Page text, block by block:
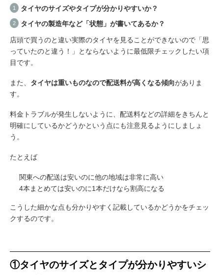
タイヤのサイズやタイプが分かりやすいか？
タイヤの製造年など「状態」が書いてあるか？
店頭で買うのと違い実際のタイヤを見ることができないので「思
っていたのと違う！」とならないように最低限チェックしたい項
目です。
また、 タイヤは重いものなので配送料が高くなる傾向がありま
す。
料金トラブルが発生しないように、配送料などの詳細をきちんと
明確にしているかどうかという点にも注意見るようにしましょ
う。
たとえば
関東への配送は安いのに他の地域は非常に高い
4本まとめては安いのに1本だけなら割高になる
こうした細かな点も分かりやすく記載しているかどうかをチェッ
クするのです。
①タイヤのサイズとタイプが分かりやすいシ